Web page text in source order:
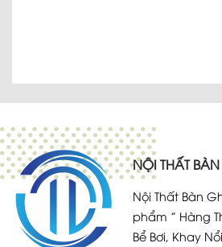
NỘI THẤT
Nội Thất Bàn
phẩm ” Hàng
Bể Bơi, Khay